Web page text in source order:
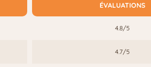
ÉVALUATIONS
4.8/5
4.7/5